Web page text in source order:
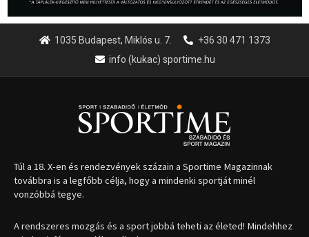
1035 Budapest, Miklós u. 7.
+36 30 471 1373
info (kukac) sportime.hu
Túl a 18. X-en és rendezvények százain a Sportime Magazinnak
továbbra is a legfőbb célja, hogy a mindenki sportját minél
vonzóbbá tegye.
A rendszeres mozgás és a sport jobbá teheti az életed! Mindehhez